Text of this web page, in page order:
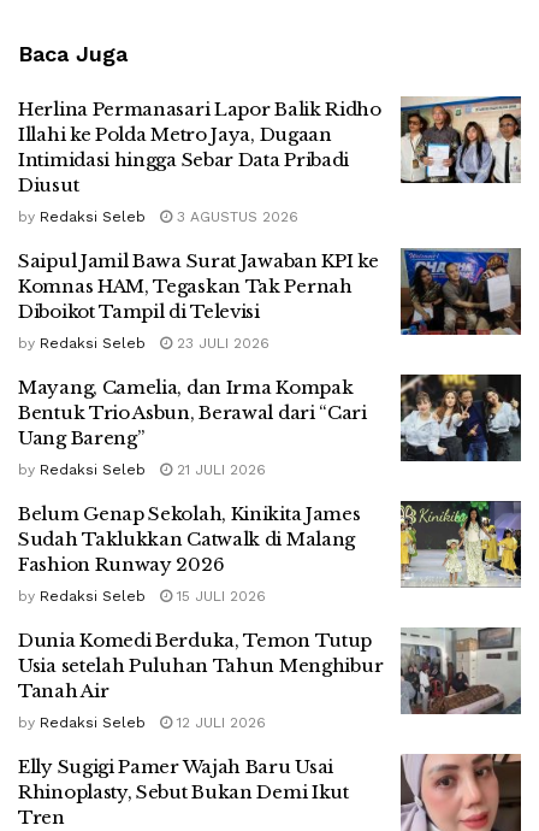
Baca Juga
Herlina Permanasari Lapor Balik Ridho
Illahi ke Polda Metro Jaya, Dugaan
Intimidasi hingga Sebar Data Pribadi
Diusut
by Redaksi Seleb 3 AGUSTUS 2026
Saipul Jamil Bawa Surat Jawaban KPI ke
Komnas HAM, Tegaskan Tak Pernah
Diboikot Tampil di Televisi
by Redaksi Seleb 23 JULI 2026
Mayang, Camelia, dan Irma Kompak
Bentuk Trio Asbun, Berawal dari “Cari
Uang Bareng”
by Redaksi Seleb 21 JULI 2026
Belum Genap Sekolah, Kinikita James
Sudah Taklukkan Catwalk di Malang
Fashion Runway 2026
by Redaksi Seleb 15 JULI 2026
Dunia Komedi Berduka, Temon Tutup
Usia setelah Puluhan Tahun Menghibur
Tanah Air
by Redaksi Seleb 12 JULI 2026
Elly Sugigi Pamer Wajah Baru Usai
Rhinoplasty, Sebut Bukan Demi Ikut
Tren